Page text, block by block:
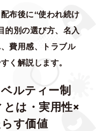
布後に“使われ続け
的別の選び方、名入
費用感、トラブル
く解説します。
ルティー制
は・実用性×
す価値